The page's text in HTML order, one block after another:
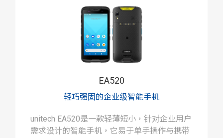
EA520
轻巧强固的企业级智能手机
unitech EA520是一款轻薄短小，针对企业用户
需求设计的智能手机，它易于单手操作与携带